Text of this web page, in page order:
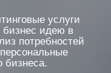
услуги
бизнес идею в
потребностей
бизнеса.